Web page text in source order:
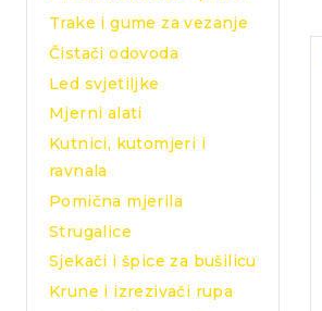
Trake i gume za vezanje
Čistači odovoda
Led svjetiljke
Mjerni alati
Kutnici, kutomjeri i
ravnala
Pomična mjerila
Strugalice
Sjekači i špice za bušilicu
Krune i izrezivači rupa